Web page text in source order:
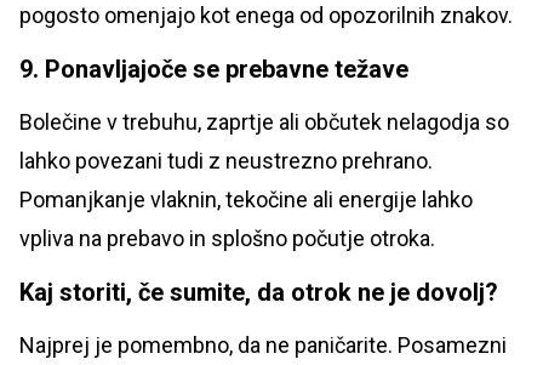
pogosto omenjajo kot enega od opozorilnih znakov.
9. Ponavljajoče se prebavne težave
Bolečine v trebuhu, zaprtje ali občutek nelagodja so
lahko povezani tudi z neustrezno prehrano.
Pomanjkanje vlaknin, tekočine ali energije lahko
vpliva na prebavo in splošno počutje otroka.
Kaj storiti, če sumite, da otrok ne je dovolj?
Najprej je pomembno, da ne paničarite. Posamezni